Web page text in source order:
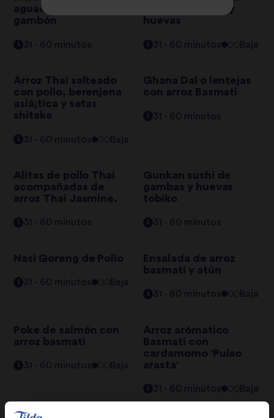
aguacate, pepino y
gambón
31 - 60 minutos
curry, aguacate y
huevas
31 - 60 minutos Baja
Arroz Thai salteado
con pollo, berenjena
asiá¡tica y setas
shitake
31 - 60 minutos Baja
Ghana Dal o lentejas
con arroz Basmati
31 - 60 minutos
Alitas de pollo Thai
acompañadas de
arroz Thai Jasmine.
31 - 60 minutos
Gunkan sushi de
gambas y huevas
tobiko
31 - 60 minutos
Nasi Goreng de Pollo
31 - 60 minutos Baja
Ensalada de arroz
basmati y atún
31 - 60 minutos Baja
Poke de salmón con
arroz basmati
31 - 60 minutos Baja
Arroz arómatico
Basmati con
cardamomo 'Pulao
arasta'
31 - 60 minutos Baja